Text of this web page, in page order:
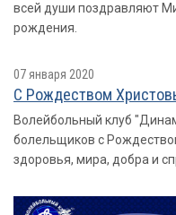
всей души поздравляют
рождения.
07 января 2020
С Рождеством
Волейбольный клуб
болельщиков с
здоровья, мира, добра и